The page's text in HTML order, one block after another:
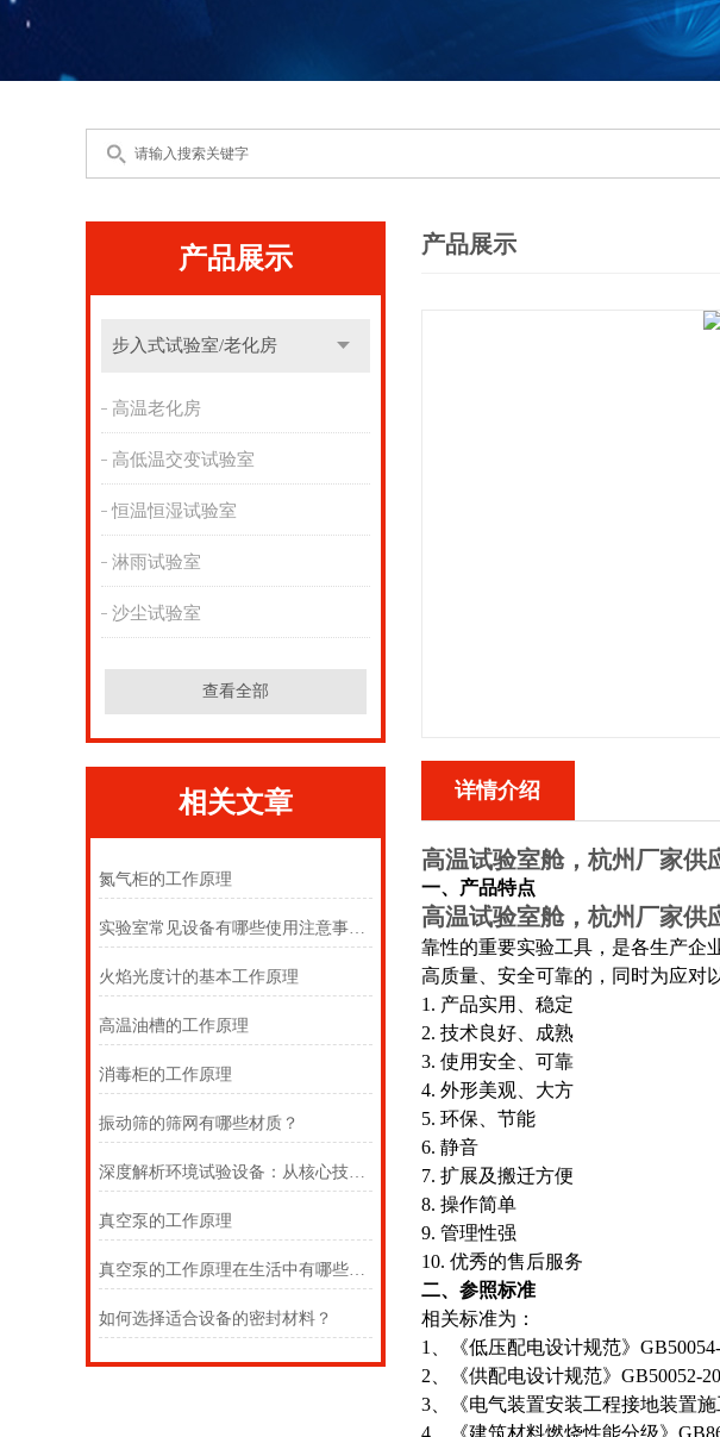
产品展示
步入式试验室/老化房
高温老化房
高低温交变试验室
恒温恒湿试验室
淋雨试验室
沙尘试验室
查看全部
相关文章
氮气柜的工作原理
实验室常见设备有哪些使用注意事项？
火焰光度计的基本工作原理
高温油槽的工作原理
消毒柜的工作原理
振动筛的筛网有哪些材质？
深度解析环境试验设备：从核心技术到行业应用
真空泵的工作原理
真空泵的工作原理在生活中有哪些应用？
如何选择适合设备的密封材料？
产品展示
详情介绍
高温试验室舱，杭州厂家供
一、 产品特点
高温试验室舱，杭州厂家供
靠性的重要实验工具，是各生产企
高质量、安全可靠的，同时为应对
1. 产品实用、稳定
2. 技术良好、成熟
3. 使用安全、可靠
4. 外形美观、大方
5. 环保、节能
6. 静音
7. 扩展及搬迁方便
8. 操作简单
9. 管理性强
10. 优秀的售后服务
二、参照标准
相关标准为：
1、
《低压配电设计规范》
2、
《供配电设计规范》GB50052-
3、
《电气装置安装工程接地装置
4、
《建筑材料燃烧性能分级》